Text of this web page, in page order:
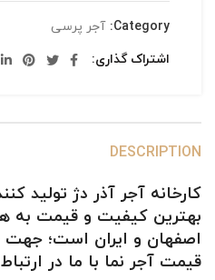
Category: آجر پرسی
اشتراک گذاری
DESCRIPTION
کارخانه آجر آذر دژ تولید
بهترین کیفیت و قیمت به
اصفهان و ایران است؛
قیمت آجر نما با ما در